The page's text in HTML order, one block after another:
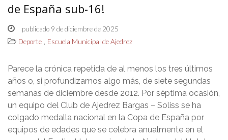
de España sub-16!
publicado 9 de diciembre de 2025
Deporte , Escuela Municipal de Ajedrez
Parece la crónica repetida de al menos los tres últimos
años o, si profundizamos algo más, de siete segundas
semanas de diciembre desde 2012. Por séptima ocasión,
un equipo del Club de Ajedrez Bargas – Soliss se ha
colgado medalla nacional en la Copa de España por
equipos de edades que se celebra anualmente en el